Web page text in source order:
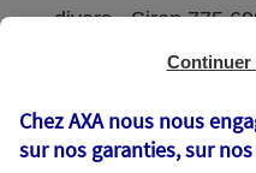
divers - Siren 775
Sièges sociaux :
Coordonnées de
Continuer
Chez AXA nous nous
sur nos garanties, sur nos